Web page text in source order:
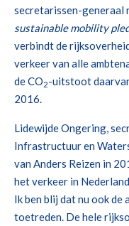
secretarissen-generaal
sustainable mobility
verbindt de
verkeer van alle
de CO2-uitstoot
2016.
Lidewijde Ongering,
Infrastructuur en
van Anders Reizen in
het verkeer in
Ik ben blij dat nu ook
toetreden. De hele